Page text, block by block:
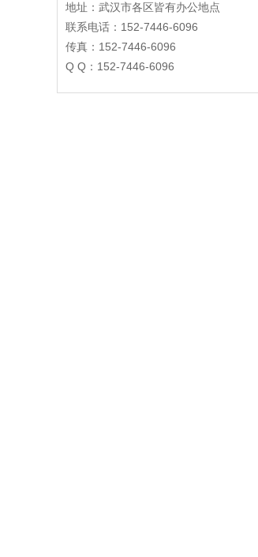
地址：武汉市各区皆有办公地点
联系电话：152-7446-6096
传真：152-7446-6096
Q Q：152-7446-6096